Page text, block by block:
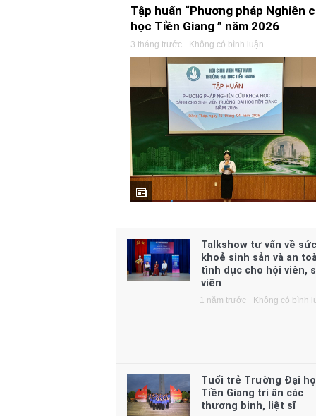
Tập huấn “Phương pháp Nghiên
học Tiền Giang ” năm 2026
3 tháng trước Không có bình luận
Talkshow tư vấn về sức
khoẻ sinh sản và an
tình dục cho hội viên,
viên
1 năm trước Không có bình
Tuổi trẻ Trường Đại
Tiền Giang tri ân các
thương binh, liệt sĩ